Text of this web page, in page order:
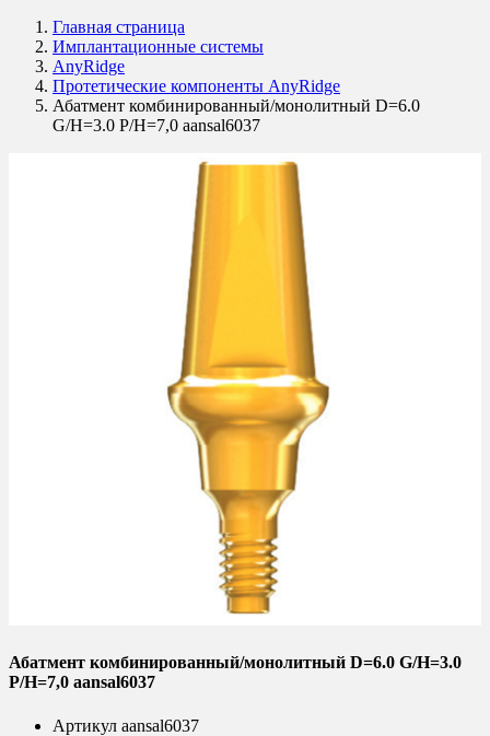
Главная страница
Имплантационные системы
AnyRidge
Протетические компоненты AnyRidge
Абатмент комбинированный/монолитный D=6.0
G/H=3.0 P/H=7,0 aansal6037
Абатмент комбинированный/монолитный D=6.0 G/H=3.0
P/H=7,0 aansal6037
Артикул aansal6037